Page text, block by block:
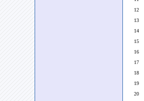
12
13
14
15
16
17
18
19
20